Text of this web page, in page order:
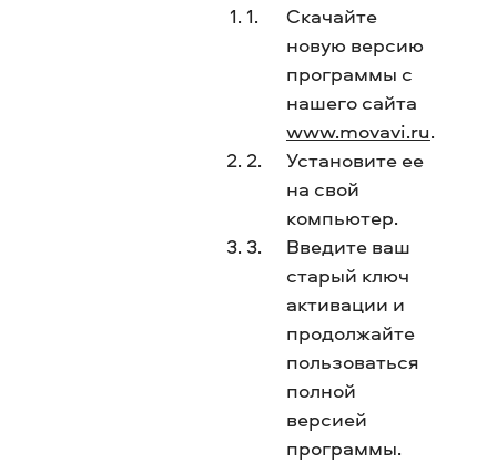
Скачайте
новую версию
программы с
нашего сайта
www.movavi.ru.
Установите ее
на свой
компьютер.
Введите ваш
старый ключ
активации и
продолжайте
пользоваться
полной
версией
программы.